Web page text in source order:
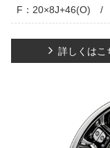
F：20×8J+46(O) /
詳しくはこ